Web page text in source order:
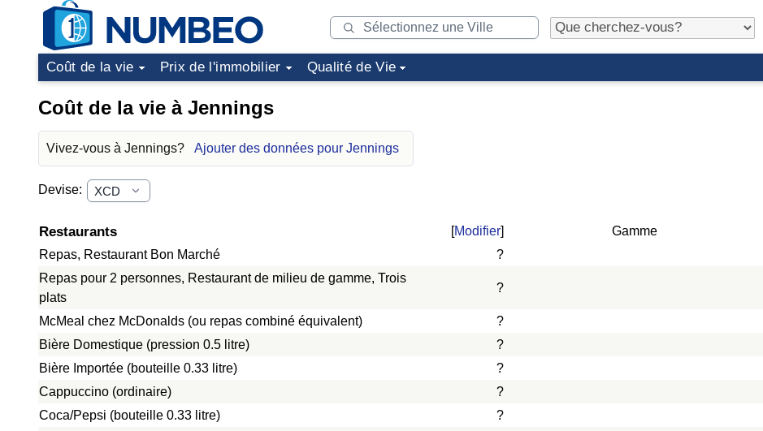
Coût de la vie Prix de l'immobilier Qualité de Vie
Coût de la vie à Jennings
Vivez-vous à Jennings? Ajouter des données pour Jennings
Devise:
Restaurants [Modifier]
Gamme
Repas, Restaurant Bon Marché
?
Repas pour 2 personnes, Restaurant de milieu de gamme, Trois
plats
?
McMeal chez McDonalds (ou repas combiné équivalent)
?
Bière Domestique (pression 0.5 litre)
?
Bière Importée (bouteille 0.33 litre)
?
Cappuccino (ordinaire)
?
Coca/Pepsi (bouteille 0.33 litre)
?